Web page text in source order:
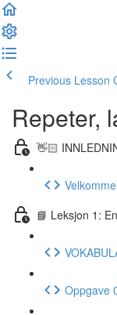
Previous Lesson
Repeter,
👋🏻
📘 Leksjon 1:
Oppgave